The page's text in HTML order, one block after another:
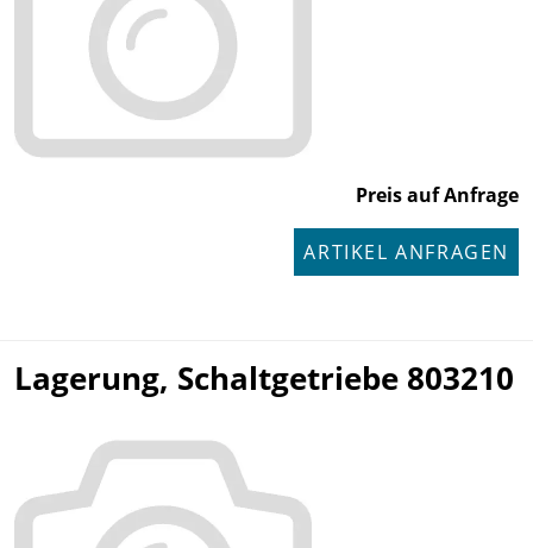
Preis auf Anfrage
ARTIKEL ANFRAGEN
Lagerung, Schaltgetriebe 803210